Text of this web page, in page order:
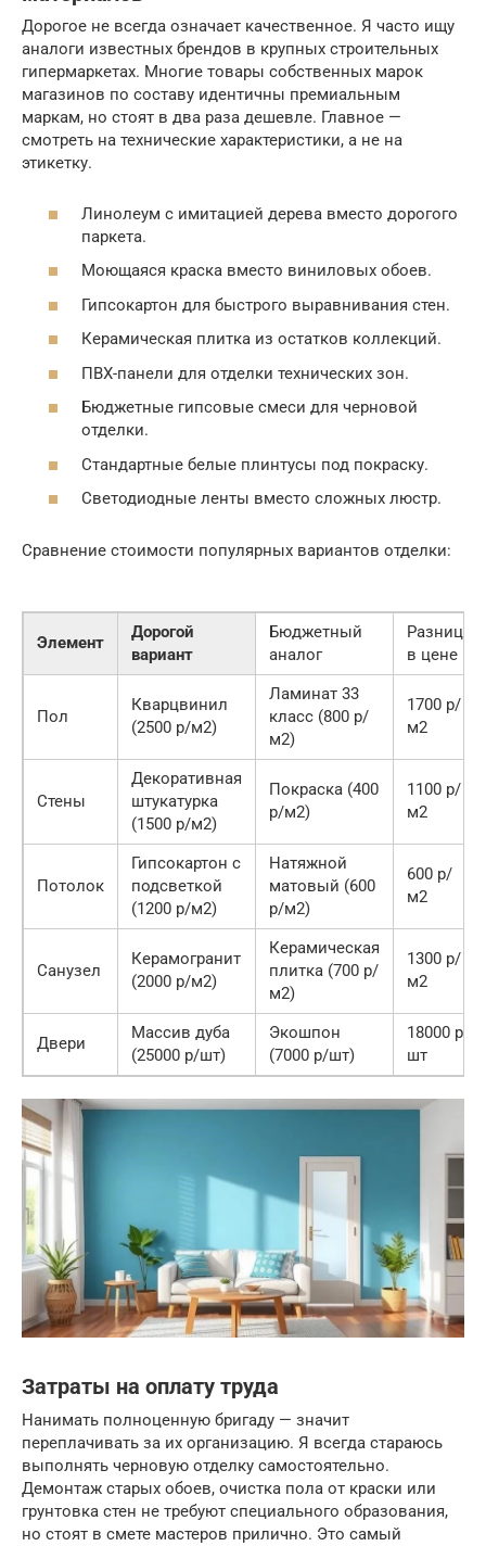
Дорогое не всегда означает качественное. Я часто ищу
аналоги известных брендов в крупных строительных
гипермаркетах. Многие товары собственных марок
магазинов по составу идентичны премиальным
маркам, но стоят в два раза дешевле. Главное —
смотреть на технические характеристики, а не на
этикетку.
Линолеум с имитацией дерева вместо дорогого
паркета.
Моющаяся краска вместо виниловых обоев.
Гипсокартон для быстрого выравнивания стен.
Керамическая плитка из остатков коллекций.
ПВХ-панели для отделки технических зон.
Бюджетные гипсовые смеси для черновой
отделки.
Стандартные белые плинтусы под покраску.
Светодиодные ленты вместо сложных люстр.
Сравнение стоимости популярных вариантов отделки:
Элемент
Дорогой
вариант
Бюджетный
аналог
Разница
в цене
Пол
Кварцвинил
(2500 р/м2)
Ламинат 33
класс (800 р/
м2)
1700 р/
м2
Стены
Декоративная
штукатурка
(1500 р/м2)
Покраска (400
р/м2)
1100 р/
м2
Потолок
Гипсокартон с
подсветкой
(1200 р/м2)
Натяжной
матовый (600
р/м2)
600 р/
м2
Санузел
Керамогранит
(2000 р/м2)
Керамическая
плитка (700 р/
м2)
1300 р/
м2
Двери
Массив дуба
(25000 р/шт)
Экошпон
(7000 р/шт)
18000 р/
шт
Затраты на оплату труда
Нанимать полноценную бригаду — значит
переплачивать за их организацию. Я всегда стараюсь
выполнять черновую отделку самостоятельно.
Демонтаж старых обоев, очистка пола от краски или
грунтовка стен не требуют специального образования,
но стоят в смете мастеров прилично. Это самый